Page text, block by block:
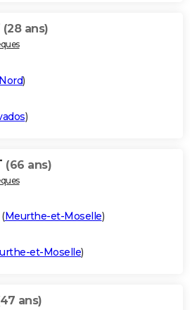
(28 ans)
)
)
(66 ans)
(Meurthe-et-Moselle)
et-Moselle)
ans)